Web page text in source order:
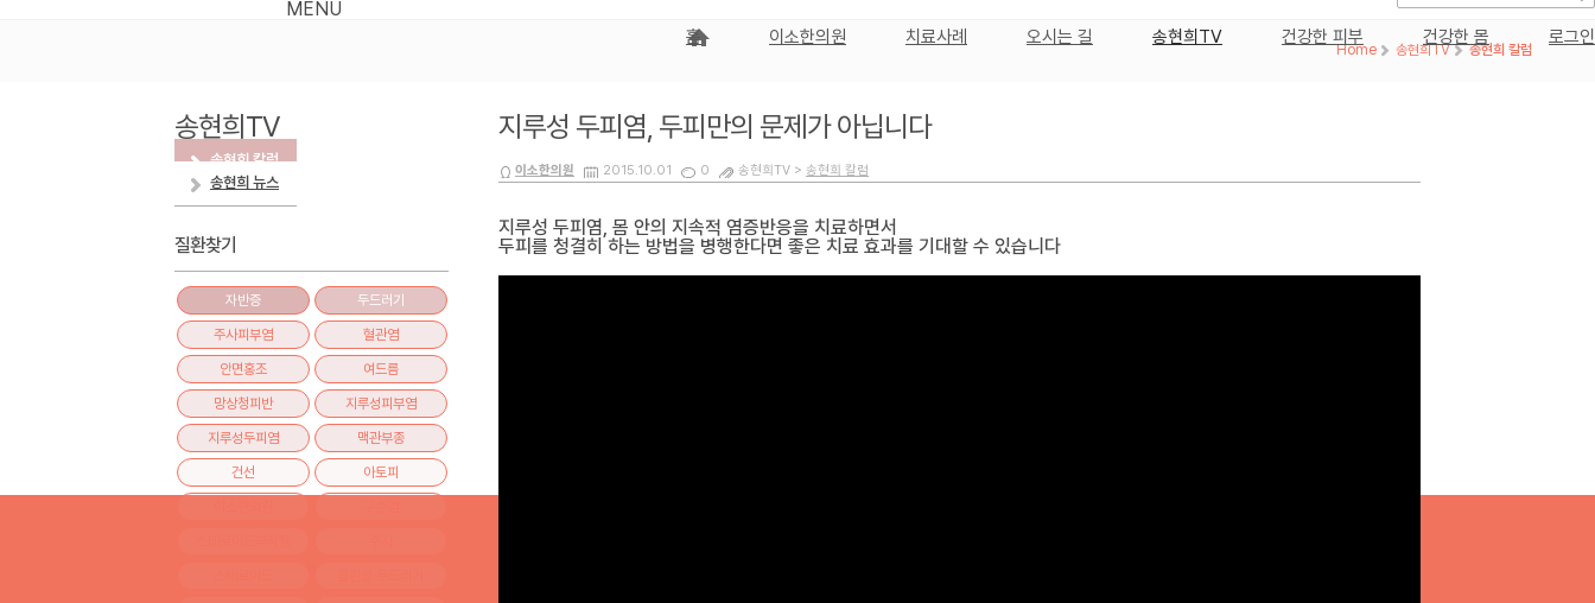
MENU
홈 이소한의원 치료사례 오시는 길 송현희TV 건강한 피부 건강한 몸 로그인
Home > 송현희TV > 송현희 칼럼
지루성 두피염, 두피만의 문제가 아닙니다
이소한의원 2015.10.01 0 송현희TV > 송현희 칼럼
지루성 두피염, 몸 안의 지속적 염증반응을 치료하면서
두피를 청결히 하는 방법을 병행한다면 좋은 치료 효과를 기대할 수 있습니다
송현희TV
송현희 칼럼
송현희 뉴스
질환찾기
자반증 두드러기
주사피부염 혈관염
안면홍조 여드름
망상청피반 지루성피부염
지루성두피염 맥관부종
건선 아토피